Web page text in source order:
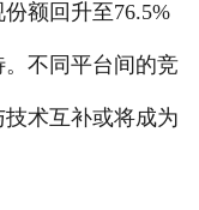
额回升至76.5%
不同平台间的竞
术互补或将成为